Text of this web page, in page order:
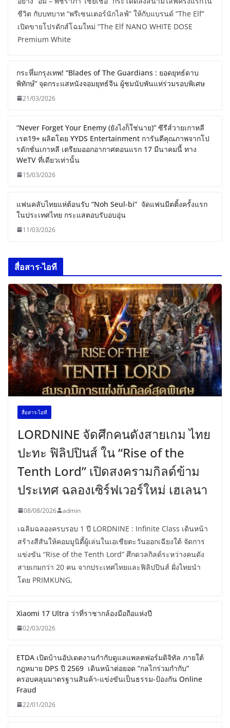
ชีวิต กับบทบาท “พรีเซนเตอร์นักไลฟ์” ให้กับแบรนด์ “The Elf”
เปิดขายโปรดักส์โฉมใหม่ “The Elf NANO WHITE DOSE
Premium White
กระหึ่มกรุงเทพ! “Blades of The Guardians : ยอดยุทธ์ดาบ
พิทักษ์” จุดกระแสหนังจอมยุทธ์จีน ผู้ชมนับพันแห่ร่วมรอบพิเศษ
21/03/2026
“Never Forget Your Enemy (ยังไงก็ใช่นาย)” ซีรีส์วายเกาหลี
เรต19+ ผลิตโดย YYDS Entertainment การันตีคุณภาพจากโป
รดักชั่นเกาหลี เตรียมออกอากาศตอนแรก 17 มีนาคมนี้ ทาง
WeTV ที่เดียวเท่านั้น
15/03/2026
แฟนคลับไทยแห่ต้อนรับ “Noh Seul-bi” จัดแฟนมีตติ้งครั้งแรก
ในประเทศไทย กระแสตอบรับอบอุ่น
11/03/2026
สื่อสาร-ไอที
สื่อสาร-ไอที
LORDNINE จัดศึกคนดังสายเกม ไทย
ปะทะ ฟิลิปปินส์ ใน “Rise of the
Tenth Lord” เปิดสงครามกิลด์ข้าม
ประเทศ ฉลองเซิร์ฟเวอร์ใหม่ เฮเลนา
08/08/2026 admin
เฉลิมฉลองครบรอบ 1 ปี LORDNINE : Infinite Class เดินหน้า
สร้างสีสันให้คอมมูนิตี้ผู้เล่นในเอเชียตะวันออกเฉียงใต้ จัดการ
แข่งขัน “Rise of the Tenth Lord” ศึกดวลกิลด์ระหว่างคนดัง
สายเกมกว่า 20 คน จากประเทศไทยและฟิลิปปินส์ ฝั่งไทยนำ
โดย PRIMKUNG,
Xiaomi 17 Ultra ว่าที่ราชากล้องมือถือแห่งปี
02/03/2026
ETDA เปิดบ้านอัปเดตงานกำกับดูแลแพลตฟอร์มดิจิทัล ภายใต้
กฎหมาย DPS ปี 2569 เดินหน้าต่อยอด “กลไกร่วมกำกับ”
ครอบคลุมมาตรฐานสินค้า-แข่งขันเป็นธรรม-ป้องกัน Online
Fraud
22/01/2026